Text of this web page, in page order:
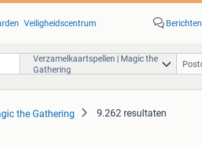
Veiligheidscentrum Berichten
Verzamelkaartspellen | Magic the
Gathering
the Gathering 9.262 resultaten